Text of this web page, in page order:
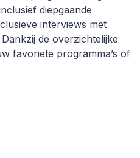
diepgaande
interviews met
de overzichtelijke
favoriete programma’s of